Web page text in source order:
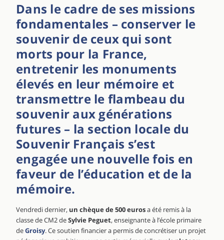
Dans le cadre de ses missions
fondamentales – conserver le
souvenir de ceux qui sont
morts pour la France,
entretenir les monuments
élevés en leur mémoire et
transmettre le flambeau du
souvenir aux générations
futures – la section locale du
Souvenir Français s’est
engagée une nouvelle fois en
faveur de l’éducation et de la
mémoire.
Vendredi dernier, un chèque de 500 eurosa été remis à la
classe de CM2 deSylvie Peguet, enseignante à l’école primaire
deGroisy. Ce soutien financier a permis de concrétiser un projet